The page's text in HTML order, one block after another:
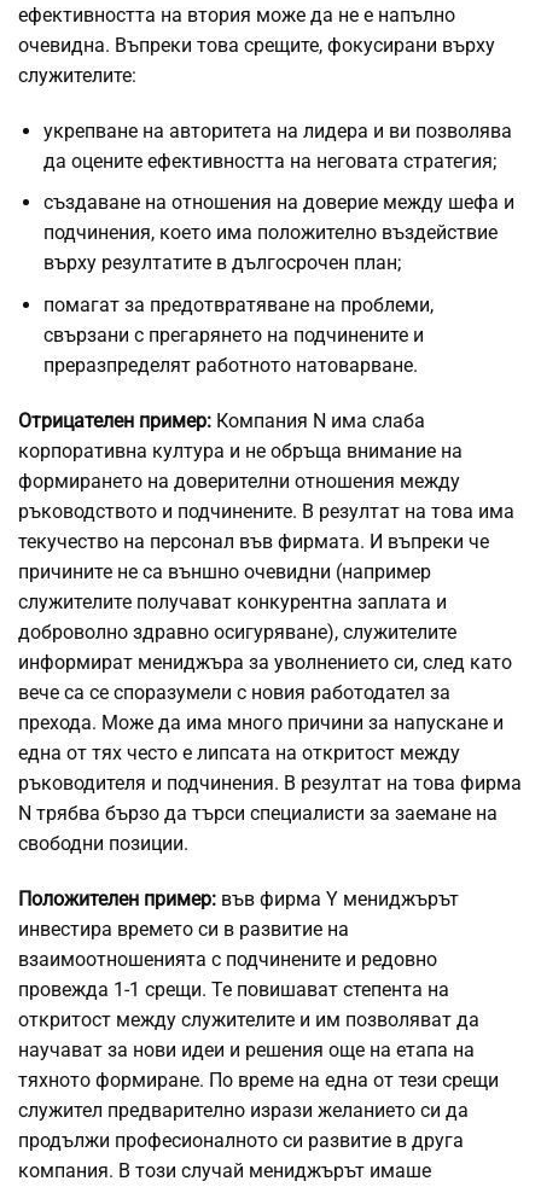
ефективността на втория може да не е напълно
очевидна. Въпреки това срещите, фокусирани върху
служителите:
укрепване на авторитета на лидера и ви позволява
да оцените ефективността на неговата стратегия;
създаване на отношения на доверие между шефа и
подчинения, което има положително въздействие
върху резултатите в дългосрочен план;
помагат за предотвратяване на проблеми,
свързани с прегарянето на подчинените и
преразпределят работното натоварване.
Отрицателен пример: Компания N има слаба
корпоративна култура и не обръща внимание на
формирането на доверителни отношения между
ръководството и подчинените. В резултат на това има
текучество на персонал във фирмата. И въпреки че
причините не са външно очевидни (например
служителите получават конкурентна заплата и
доброволно здравно осигуряване), служителите
информират мениджъра за уволнението си, след като
вече са се споразумели с новия работодател за
прехода. Може да има много причини за напускане и
една от тях често е липсата на откритост между
ръководителя и подчинения. В резултат на това фирма
N трябва бързо да търси специалисти за заемане на
свободни позиции.
Положителен пример: във фирма Y мениджърът
инвестира времето си в развитие на
взаимоотношенията с подчинените и редовно
провежда 1-1 срещи. Те повишават степента на
откритост между служителите и им позволяват да
научават за нови идеи и решения още на етапа на
тяхното формиране. По време на една от тези срещи
служител предварително изрази желанието си да
продължи професионалното си развитие в друга
компания. В този случай мениджърът имаше